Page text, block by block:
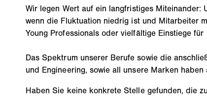
Wir legen Wert auf ein langfristiges
wenn die Fluktuation niedrig ist und Mitarbeiter
Young Professionals oder vielfältige Einstiege
Das Spektrum unserer Berufe sowie die
und Engineering, sowie all unsere Marken
Haben Sie keine konkrete Stelle gefunden, die